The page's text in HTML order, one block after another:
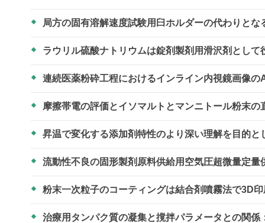
局方の固有溶解速度試験用臼ホルダーの代わりと
ラウリル硫酸ナトリウムは錠剤製剤用滑沢剤として
連続医薬粉砕工程におけるインライン内視鏡画像
摩擦帯電の評価とイソマルトとマンニトール粉末
昇温で変化する添加剤特性のより深い理解を目的
流動性不良の固形製剤原料供給用空気圧超微量定
粉末一次粒子のコーティングは結合剤噴霧法で3D
治療用タンパク質の凝集と撹拌パラメータとの関